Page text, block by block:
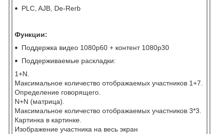
PLC, AJB, De-Rerb
Функции:
Поддержка видео 1080р60 + контент 1080р30
Поддерживаемые раскладки:
1+N.
Максимальное количество отображаемых участников 1+7.
Определение говорящего.
N+N (матрица).
Максимальное количество отображаемых участников 3*3.
Картинка в картинке.
Изображение участника на весь экран